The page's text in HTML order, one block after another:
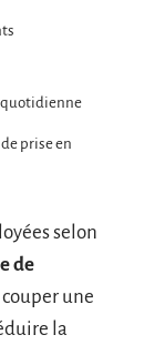
quotidienne
prise en
selon
de
une
la